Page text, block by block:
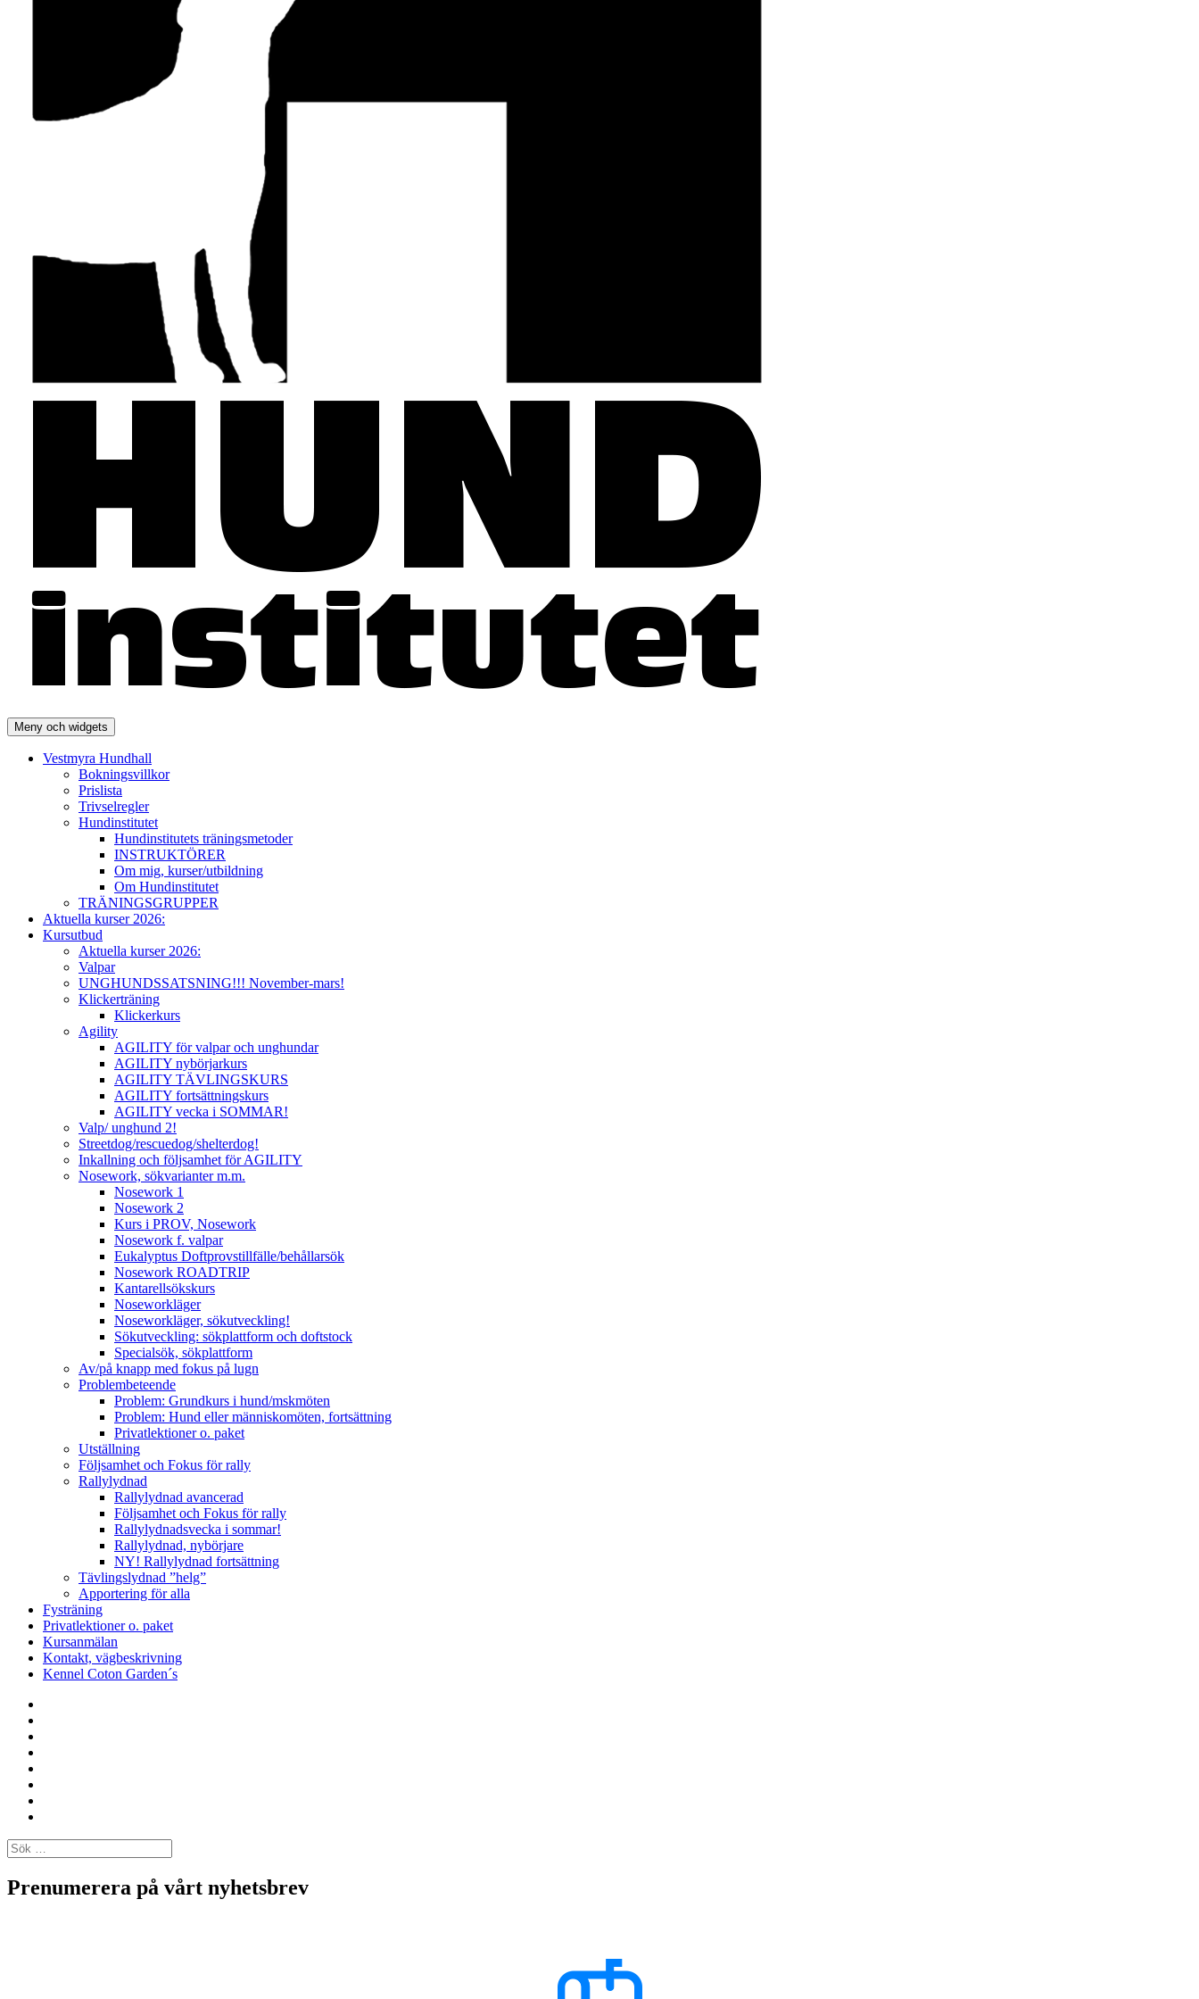
Meny och widgets
Vestmyra Hundhall
Bokningsvillkor
Prislista
Trivselregler
Hundinstitutet
Hundinstitutets träningsmetoder
INSTRUKTÖRER
Om mig, kurser/utbildning
Om Hundinstitutet
TRÄNINGSGRUPPER
Aktuella kurser 2026:
Kursutbud
Aktuella kurser 2026:
Valpar
UNGHUNDSSATSNING!!! November-mars!
Klickerträning
Klickerkurs
Agility
AGILITY för valpar och unghundar
AGILITY nybörjarkurs
AGILITY TÄVLINGSKURS
AGILITY fortsättningskurs
AGILITY vecka i SOMMAR!
Valp/ unghund 2!
Streetdog/rescuedog/shelterdog!
Inkallning och följsamhet för AGILITY
Nosework, sökvarianter m.m.
Nosework 1
Nosework 2
Kurs i PROV, Nosework
Nosework f. valpar
Eukalyptus Doftprovstillfälle/behållarsök
Nosework ROADTRIP
Kantarellsökskurs
Noseworkläger
Noseworkläger, sökutveckling!
Sökutveckling: sökplattform och doftstock
Specialsök, sökplattform
Av/på knapp med fokus på lugn
Problembeteende
Problem: Grundkurs i hund/mskmöten
Problem: Hund eller människomöten, fortsättning
Privatlektioner o. paket
Utställning
Följsamhet och Fokus för rally
Rallylydnad
Rallylydnad avancerad
Följsamhet och Fokus för rally
Rallylydnadsvecka i sommar!
Rallylydnad, nybörjare
NY! Rallylydnad fortsättning
Tävlingslydnad ”helg”
Apportering för alla
Fysträning
Privatlektioner o. paket
Kursanmälan
Kontakt, vägbeskrivning
Kennel Coton Garden´s
Sök
efter:
Prenumerera på vårt nyhetsbrev